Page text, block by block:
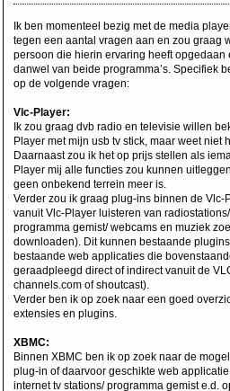
Ik ben momenteel bezig met de media
tegen een aantal vragen aan en zou graag
persoon die hierin ervaring heeft opgedaan
danwel van beide programma’s. Specifiek
op de volgende vragen:
Vlc-Player:
Ik zou graag dvb radio en televisie willen
Player met mijn usb tv stick, maar weet niet
Daarnaast zou ik het op prijs stellen als
Player mij alle functies zou kunnen
geen onbekend terrein meer is.
Verder zou ik graag plug-ins binnen de Vlc-
vanuit Vlc-Player luisteren van
programma gemist/ webcams en muziek
downloaden). Dit kunnen bestaande
bestaande web applicaties die
geraadpleegd direct of indirect vanuit de
channels.com of shoutcast).
Verder ben ik op zoek naar een goed
extensies en plugins.
XBMC:
Binnen XBMC ben ik op zoek naar de
plug-in of daarvoor geschikte web
internet tv stations/ programma gemist e.d.